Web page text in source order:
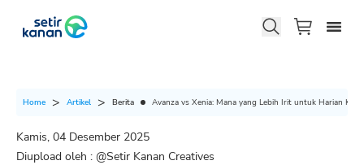
Home Artikel Berita Avanza vs Xenia: Mana yang Lebih Irit untuk Harian
Kamis, 04 Desember 2025
Diupload oleh : @Setir Kanan Creatives